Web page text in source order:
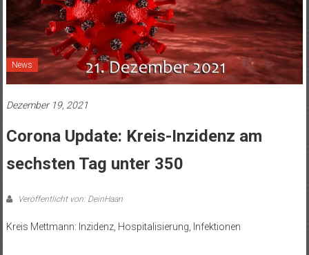
News
Dezember 19, 2021
Corona Update: Kreis-Inzidenz am
sechsten Tag unter 350
Veröffentlicht von: DeinHaan
Kreis Mettmann: Inzidenz, Hospitalisierung, Infektionen